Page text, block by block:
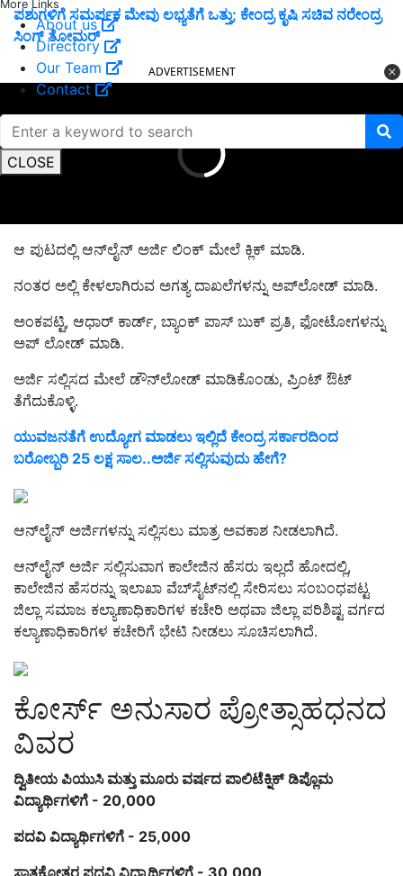
More Links
About us
Directory
Our Team
Contact
CLOSE
ಪಶುಗಳಿಗೆ ಸಮರ್ಪಕ ಮೇವು ಲಭ್ಯತೆಗೆ ಒತ್ತು; ಕೇಂದ್ರ ಕೃಷಿ ಸಚಿವ ನರೇಂದ್ರ
ಸಿಂಗ್ ತೋಮರ್
ADVERTISEMENT
ಆ ಪುಟದಲ್ಲಿ ಆನ್‌ಲೈನ್‌ ಅರ್ಜಿ ಲಿಂಕ್‌ ಮೇಲೆ ಕ್ಲಿಕ್ ಮಾಡಿ.
ನಂತರ ಅಲ್ಲಿ ಕೇಳಲಾಗಿರುವ ಅಗತ್ಯ ದಾಖಲೆಗಳನ್ನು ಅಪ್‌ಲೋಡ್‌ ಮಾಡಿ.
ಅಂಕಪಟ್ಟಿ, ಆಧಾರ್‌ ಕಾರ್ಡ್‌, ಬ್ಯಾಂಕ್‌ ಪಾಸ್‌ ಬುಕ್‌ ಪ್ರತಿ, ಫೋಟೋಗಳನ್ನು
ಅಪ್‌ ಲೋಡ್‌ ಮಾಡಿ.
ಅರ್ಜಿ ಸಲ್ಲಿಸದ ಮೇಲೆ ಡೌನ್‌ಲೋಡ್‌ ಮಾಡಿಕೊಂಡು, ಪ್ರಿಂಟ್ ಔಟ್‌
ತೆಗೆದುಕೊಳ್ಳಿ.
ಯುವಜನತೆಗೆ ಉದ್ಯೋಗ ಮಾಡಲು ಇಲ್ಲಿದೆ ಕೇಂದ್ರ ಸರ್ಕಾರದಿಂದ
ಬರೋಬ್ಬರಿ 25 ಲಕ್ಷ ಸಾಲ..ಅರ್ಜಿ ಸಲ್ಲಿಸುವುದು ಹೇಗೆ?
ಆನ್‌ಲೈನ್‌ ಅರ್ಜಿಗಳನ್ನು ಸಲ್ಲಿಸಲು ಮಾತ್ರ ಅವಕಾಶ ನೀಡಲಾಗಿದೆ.
ಆನ್‌ಲೈನ್‌ ಅರ್ಜಿ ಸಲ್ಲಿಸುವಾಗ ಕಾಲೇಜಿನ ಹೆಸರು ಇಲ್ಲದೆ ಹೋದಲ್ಲಿ,
ಕಾಲೇಜಿನ ಹೆಸರನ್ನು ಇಲಾಖಾ ವೆಬ್‌ಸೈಟ್‌ನಲ್ಲಿ ಸೇರಿಸಲು ಸಂಬಂಧಪಟ್ಟ
ಜಿಲ್ಲಾ ಸಮಾಜ ಕಲ್ಯಾಣಾಧಿಕಾರಿಗಳ ಕಚೇರಿ ಅಥವಾ ಜಿಲ್ಲಾ ಪರಿಶಿಷ್ಟ ವರ್ಗದ
ಕಲ್ಯಾಣಾಧಿಕಾರಿಗಳ ಕಚೇರಿಗೆ ಭೇಟಿ ನೀಡಲು ಸೂಚಿಸಲಾಗಿದೆ.
ಕೋರ್ಸ್‌ ಅನುಸಾರ ಪ್ರೋತ್ಸಾಹಧನದ
ವಿವರ
ದ್ವಿತೀಯ ಪಿಯುಸಿ ಮತ್ತು ಮೂರು ವರ್ಷದ ಪಾಲಿಟೆಕ್ನಿಕ್‌ ಡಿಪ್ಲೊಮ
ವಿದ್ಯಾರ್ಥಿಗಳಿಗೆ - 20,000
ಪದವಿ ವಿದ್ಯಾರ್ಥಿಗಳಿಗೆ - 25,000